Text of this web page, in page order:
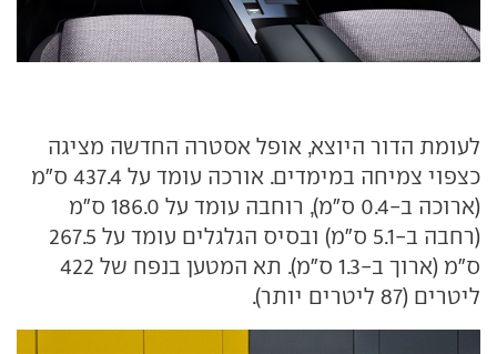
לעומת הדור היוצא, אופל אסטרה החדשה מציגה
כצפוי צמיחה במימדים. אורכה עומד על 437.4 ס"מ
(ארוכה ב-0.4 ס"מ), רוחבה עומד על 186.0 ס"מ
(רחבה ב-5.1 ס"מ) ובסיס הגלגלים עומד על 267.5
ס"מ (ארוך ב-1.3 ס"מ). תא המטען בנפח של 422
ליטרים (87 ליטרים יותר).